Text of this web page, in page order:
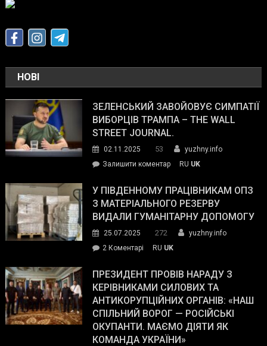
НОВІ
ЗЕЛЕНСЬКИЙ ЗАВОЙОВУЄ СИМПАТІЇ
ВИБОРЦІВ ТРАМПА – THE WALL
STREET JOURNAL.
02.11.2025 53
yuzhny.info
Залишити коментарon
завойовує
симпатії
виборців
The
Street
Journal.
RU UK
У ПІВДЕННОМУ ПРАЦІВНИКАМ ОПЗ
З МАТЕРІАЛЬНОГО РЕЗЕРВУ
ВИДАЛИ ГУМАНІТАРНУ ДОПОМОГУ
25.07.2025 272
yuzhny.info
2 Коментарі
Південному
працівникам
ОПЗ
з
матеріального
резерву
RU UK
ПРЕЗИДЕНТ ПРОВІВ НАРАДУ З
КЕРІВНИКАМИ СИЛОВИХ ТА
АНТИКОРУПЦІЙНИХ ОРГАНІВ: «НАШ
СПІЛЬНИЙ ВОРОГ — РОСІЙСЬКІ
ОКУПАНТИ. МАЄМО ДІЯТИ ЯК
КОМАНДА УКРАЇНИ»